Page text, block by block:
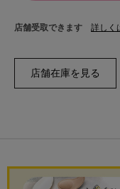
店舗受取できます 詳しく